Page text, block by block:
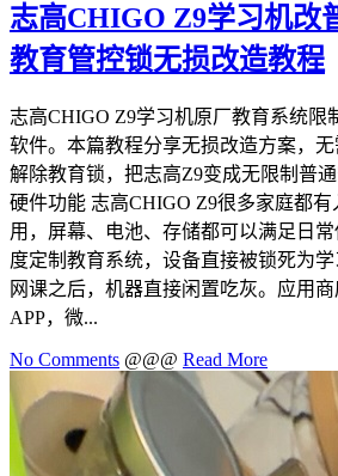
志高CHIGO Z9学习机改
教育管控锁无损改造教程
志高CHIGO Z9学习机原厂教育系统限
软件。本篇教程分享无损改造方案，无
解除教育锁，把志高Z9变成无限制普
硬件功能 志高CHIGO Z9很多家庭都
用，屏幕、电池、存储都可以满足日
度定制教育系统，设备直接被锁死为
网课之后，机器直接闲置吃灰。应用
APP，微...
No Comments @@@ Read More